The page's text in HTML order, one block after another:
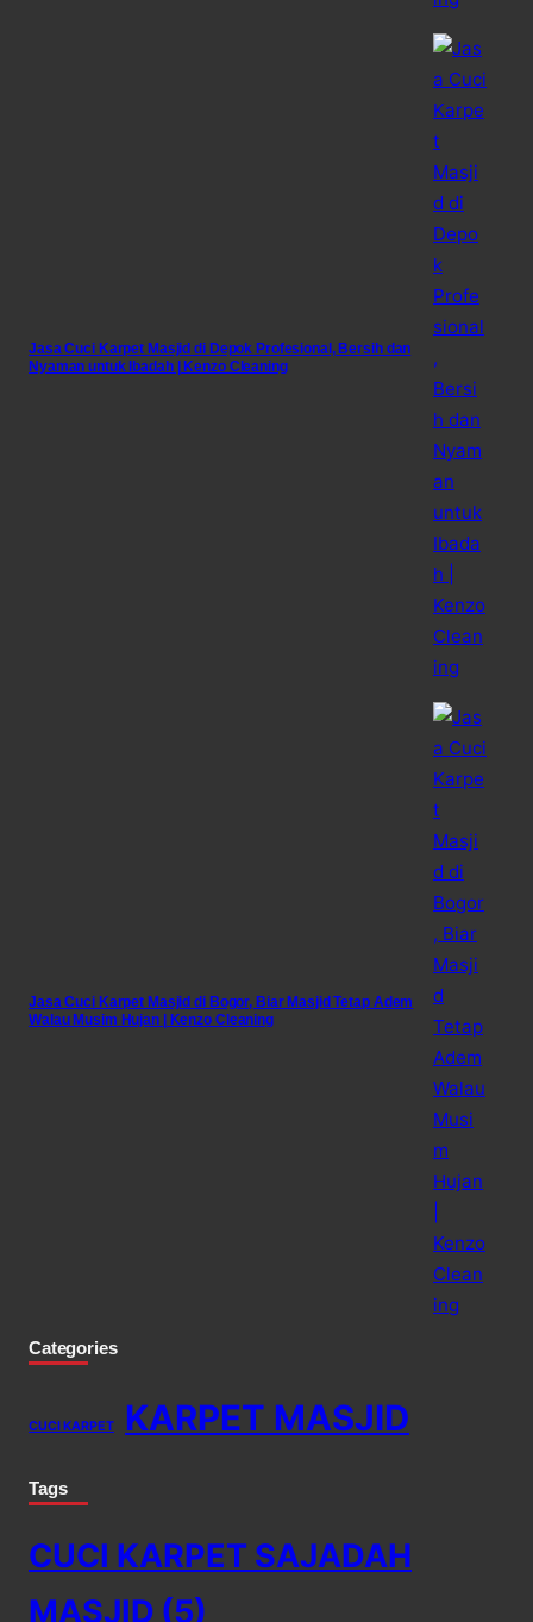
Jasa Cuci Karpet Masjid di Depok Profesional, Bersih dan
Nyaman untuk Ibadah | Kenzo Cleaning
Jasa Cuci Karpet Masjid di Bogor, Biar Masjid Tetap Adem
Walau Musim Hujan | Kenzo Cleaning
Categories
CUCI KARPET KARPET MASJID
Tags
CUCI KARPET SAJADAH
MASJID (5)